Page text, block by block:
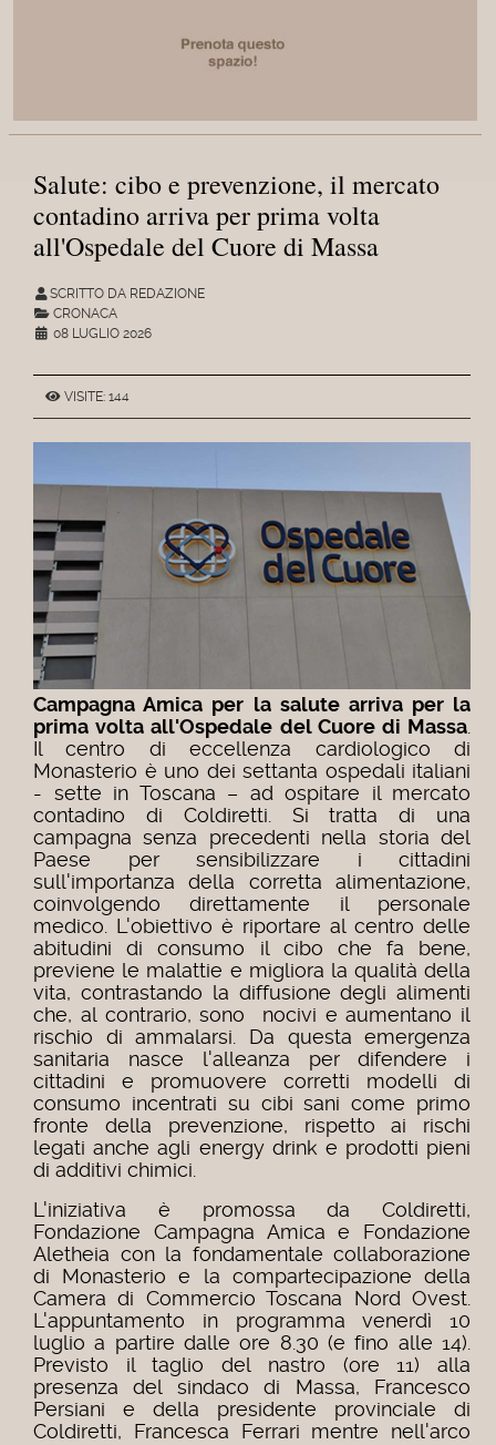
Salute: cibo e prevenzione, il mercato
contadino arriva per prima volta
all'Ospedale del Cuore di Massa
SCRITTO DA REDAZIONE
CRONACA
08 LUGLIO 2026
VISITE: 144
Campagna Amica per la salute arriva per la
prima volta all'Ospedale del Cuore di Massa
Il centro di eccellenza cardiologico di
Monasterio è uno dei settanta ospedali italiani
- sette in Toscana – ad ospitare il mercato
contadino di Coldiretti. Si tratta di una
campagna senza precedenti nella storia del
Paese per sensibilizzare i cittadini
sull'importanza della corretta alimentazione,
coinvolgendo direttamente il personale
medico. L'obiettivo è riportare al centro delle
abitudini di consumo il cibo che fa bene,
previene le malattie e migliora la qualità della
vita, contrastando la diffusione degli alimenti
che, al contrario, sono nocivi e aumentano il
rischio di ammalarsi. Da questa emergenza
sanitaria nasce l'alleanza per difendere i
cittadini e promuovere corretti modelli di
consumo incentrati su cibi sani come primo
fronte della prevenzione, rispetto ai rischi
legati anche agli energy drink e prodotti pieni
di additivi chimici.
L'iniziativa è promossa da Coldiretti,
Fondazione Campagna Amica e Fondazione
Aletheia con la fondamentale collaborazione
di Monasterio e la compartecipazione della
Camera di Commercio Toscana Nord Ovest.
L'appuntamento in programma venerdì 10
luglio a partire dalle ore 8.30 (e fino alle 14).
Previsto il taglio del nastro (ore 11) alla
presenza del sindaco di Massa, Francesco
Persiani e della presidente provinciale di
Coldiretti, Francesca Ferrari mentre nell'arco